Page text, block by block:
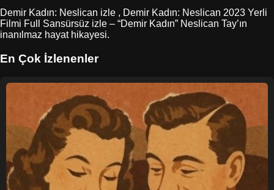
Demir Kadın: Neslican izle , Demir Kadın: Neslican 2023 Yerli
Filmi Full Sansürsüz izle – “Demir Kadın” Neslican Tay’ın
inanılmaz hayat hikayesi.
En Çok İzlenenler